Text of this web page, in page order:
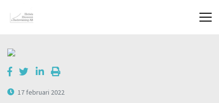
17 februari 2022